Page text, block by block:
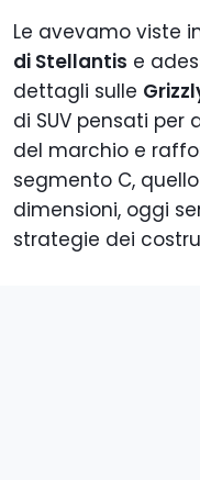
Le avevamo viste
di Stellantis e
dettagli sulle
di SUV pensati
del marchio e
segmento C,
dimensioni, oggi
strategie dei